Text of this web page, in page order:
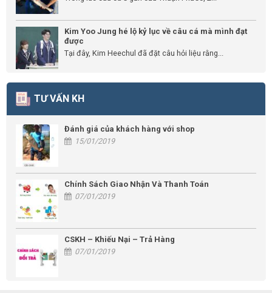
Kim Yoo Jung hé lộ kỷ lục về câu cá mà mình đạt
được
Tại đây, Kim Heechul đã đặt câu hỏi liệu rằng...
TƯ VẤN KH
Đánh giá của khách hàng với shop
15/01/2019
Chính Sách Giao Nhận Và Thanh Toán
07/01/2019
CSKH – Khiếu Nại – Trả Hàng
07/01/2019